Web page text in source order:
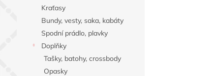
Kraťasy
Bundy, vesty, saka, kabáty
Spodní prádlo, plavky
Doplňky
Tašky, batohy, crossbody
Opasky